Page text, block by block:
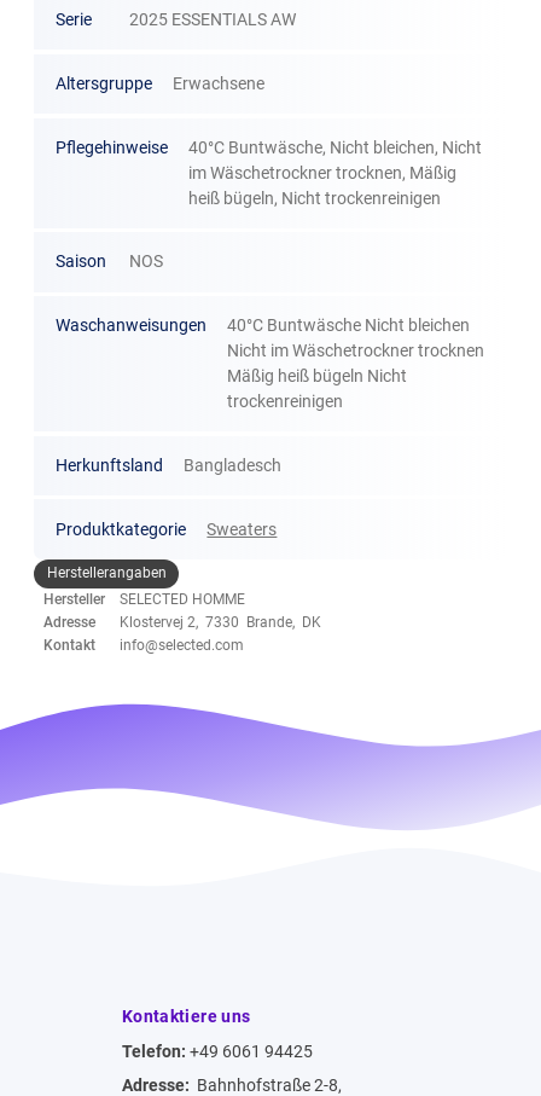
Serie 2025 ESSENTIALS AW
Altersgruppe Erwachsene
Pflegehinweise
40°C Buntwäsche, Nicht bleichen, Nicht
im Wäschetrockner trocknen, Mäßig
heiß bügeln, Nicht trockenreinigen
Saison NOS
Waschanweisungen
40°C Buntwäsche Nicht bleichen
Nicht im Wäschetrockner trocknen
Mäßig heiß bügeln Nicht
trockenreinigen
Herkunftsland Bangladesch
Produktkategorie Sweaters
Herstellerangaben
Hersteller
SELECTED HOMME
Adresse
Klostervej 2, 7330 Brande, DK
Kontakt
info@selected.com
Kontaktiere uns
Telefon: +49 6061 94425
Adresse: Bahnhofstraße 2-8,